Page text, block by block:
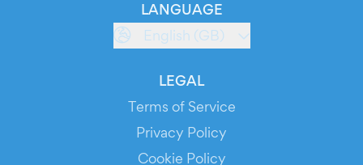
LANGUAGE
English (GB)
LEGAL
Terms of Service
Privacy Policy
Cookie Policy